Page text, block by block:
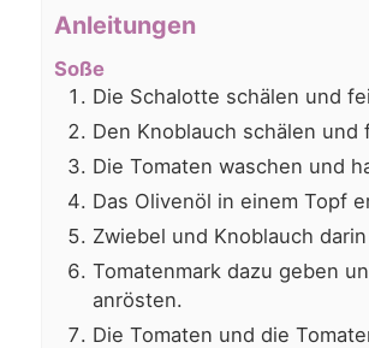
Anleitungen
Soße
Die Schalotte schälen und
Den Knoblauch schälen und
Die Tomaten waschen und
Das Olivenöl in einem Topf
Zwiebel und Knoblauch
Tomatenmark dazu geben
anrösten.
Die Tomaten und die